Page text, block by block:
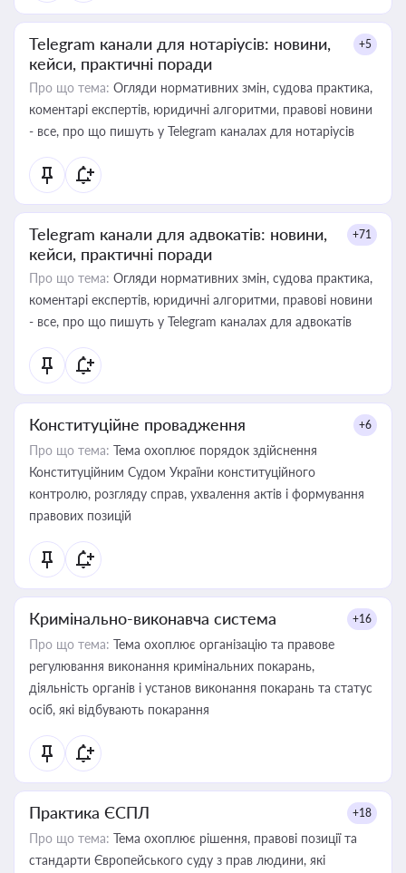
Telegram канали для нотаріусів: новини,
кейси, практичні поради
+5
Про що тема: Огляди нормативних змін, судова практика,
коментарі експертів, юридичні алгоритми, правові новини
- все, про що пишуть у Telegram каналах для нотаріусів
Telegram канали для адвокатів: новини,
кейси, практичні поради
+71
Про що тема: Огляди нормативних змін, судова практика,
коментарі експертів, юридичні алгоритми, правові новини
- все, про що пишуть у Telegram каналах для адвокатів
Конституційне провадження +6
Про що тема: Тема охоплює порядок здійснення
Конституційним Судом України конституційного
контролю, розгляду справ, ухвалення актів і формування
правових позицій
Кримінально-виконавча система +16
Про що тема: Тема охоплює організацію та правове
регулювання виконання кримінальних покарань,
діяльність органів і установ виконання покарань та статус
осіб, які відбувають покарання
Практика ЄСПЛ +18
Про що тема: Тема охоплює рішення, правові позиції та
стандарти Європейського суду з прав людини, які